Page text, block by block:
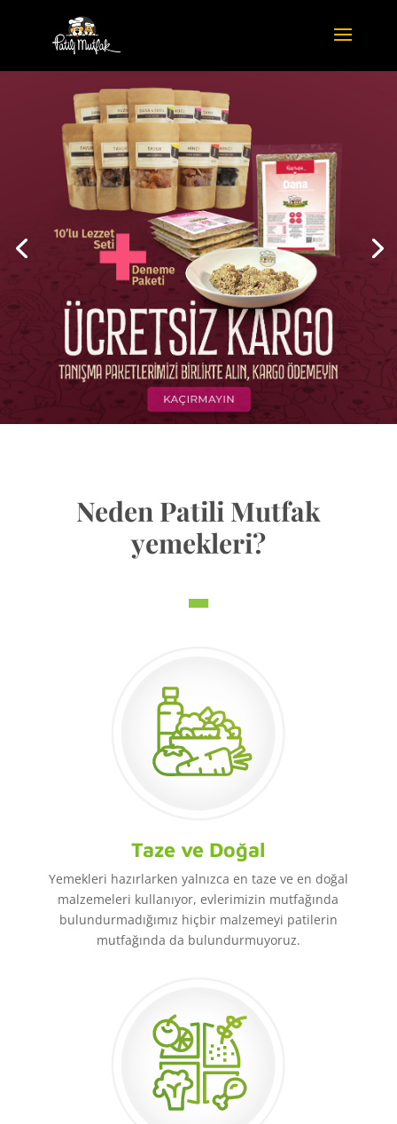
Neden Patili Mutfak
yemekleri?
Taze ve Doğal
Yemekleri hazırlarken yalnızca en taze ve en doğal
malzemeleri kullanıyor, evlerimizin mutfağında
bulundurmadığımız hiçbir malzemeyi patilerin
mutfağında da bulundurmuyoruz.